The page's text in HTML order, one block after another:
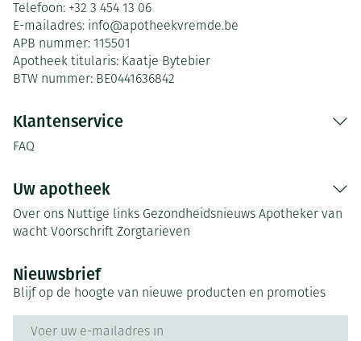
Telefoon: +32 3 454 13 06
E-mailadres: info@apotheekvremde.be
APB nummer: 115501
Apotheek titularis: Kaatje Bytebier
BTW nummer: BE0441636842
Klantenservice
FAQ
Uw apotheek
Over ons Nuttige links Gezondheidsnieuws Apotheker van
wacht Voorschrift Zorgtarieven
Nieuwsbrief
Blijf op de hoogte van nieuwe producten en promoties